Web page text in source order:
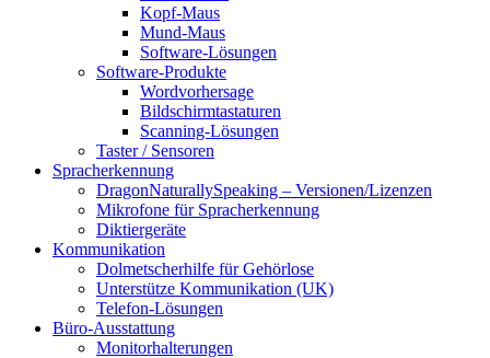
Kopf-Maus
Mund-Maus
Software-Lösungen
Software-Produkte
Wordvorhersage
Bildschirmtastaturen
Scanning-Lösungen
Taster / Sensoren
Spracherkennung
DragonNaturallySpeaking – Versionen/Lizenzen
Mikrofone für Spracherkennung
Diktiergeräte
Kommunikation
Dolmetscherhilfe für Gehörlose
Unterstütze Kommunikation (UK)
Telefon-Lösungen
Büro-Ausstattung
Monitorhalterungen